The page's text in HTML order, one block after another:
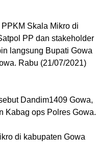
Skala Mikro di
PP dan stakeholder
langsung Bupati Gowa
Rabu (21/07/2021)
Dandim1409 Gowa,
Kabag ops Polres Gowa.
di kabupaten Gowa